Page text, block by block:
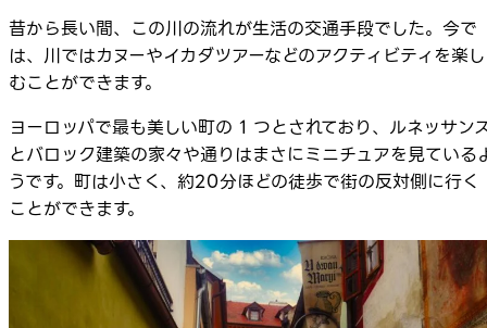
昔から長い間、この川の流れが生活の交通手段でした。今で
は、川ではカヌーやイカダツアーなどのアクティビティを楽し
むことができます。
ヨーロッパで最も美しい町の 1 つとされており、ルネッサン
とバロック建築の家々や通りはまさにミニチュアを見ている
うです。町は小さく、約20分ほどの徒歩で街の反対側に行く
ことができます。